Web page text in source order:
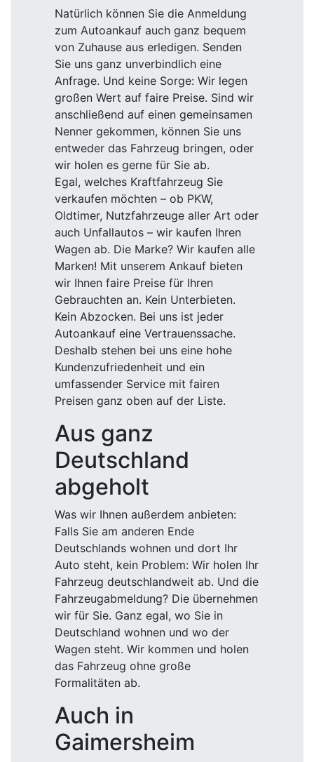
Natürlich können Sie die Anmeldung
zum Autoankauf auch ganz bequem
von Zuhause aus erledigen. Senden
Sie uns ganz unverbindlich eine
Anfrage. Und keine Sorge: Wir legen
großen Wert auf faire Preise. Sind wir
anschließend auf einen gemeinsamen
Nenner gekommen, können Sie uns
entweder das Fahrzeug bringen, oder
wir holen es gerne für Sie ab.
Egal, welches Kraftfahrzeug Sie
verkaufen möchten – ob PKW,
Oldtimer, Nutzfahrzeuge aller Art oder
auch Unfallautos – wir kaufen Ihren
Wagen ab. Die Marke? Wir kaufen alle
Marken! Mit unserem Ankauf bieten
wir Ihnen faire Preise für Ihren
Gebrauchten an. Kein Unterbieten.
Kein Abzocken. Bei uns ist jeder
Autoankauf eine Vertrauenssache.
Deshalb stehen bei uns eine hohe
Kundenzufriedenheit und ein
umfassender Service mit fairen
Preisen ganz oben auf der Liste.
Aus ganz
Deutschland
abgeholt
Was wir Ihnen außerdem anbieten:
Falls Sie am anderen Ende
Deutschlands wohnen und dort Ihr
Auto steht, kein Problem: Wir holen Ihr
Fahrzeug deutschlandweit ab. Und die
Fahrzeugabmeldung? Die übernehmen
wir für Sie. Ganz egal, wo Sie in
Deutschland wohnen und wo der
Wagen steht. Wir kommen und holen
das Fahrzeug ohne große
Formalitäten ab.
Auch in
Gaimersheim